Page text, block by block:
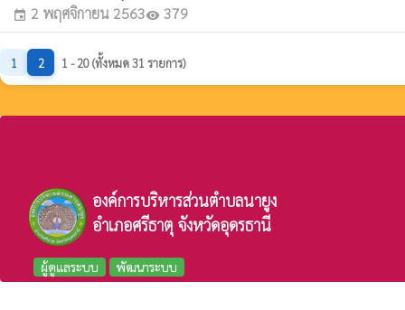
event 2 พฤศจิกายน 2563visibility 379
1 2 1 - 20 (ทั้งหมด 31 รายการ)
องค์การบริหารส่วนตำบลนายูง
อำเภอศรีธาตุ จังหวัดอุดรธานี
ผู้ดูแลระบบ พัฒนาระบบ